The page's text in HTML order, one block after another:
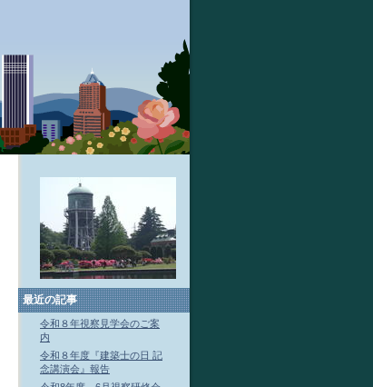
最近の記事
令和８年視察見学会のご案
内
令和８年度『建築士の日 記
念講演会』報告